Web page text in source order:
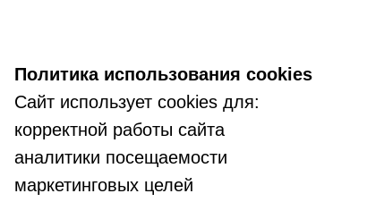
Политика использования cookies
Сайт использует cookies для:
корректной работы сайта
аналитики посещаемости
маркетинговых целей